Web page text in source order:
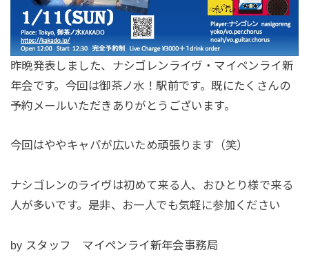
昨晩発表しました、ナシゴレンライヴ・マイペンライ新
年会です。今回は御茶ノ水！駅前です。既にたくさんの
予約メールいただきありがとうございます。
今回はややキャパが広いため頑張ります（笑）
ナシゴレンのライヴは初めて来る人、おひとり様で来る
人が多いです。是非、お一人でも気軽に参加ください
by スタッフ マイペンライ新年会事務局